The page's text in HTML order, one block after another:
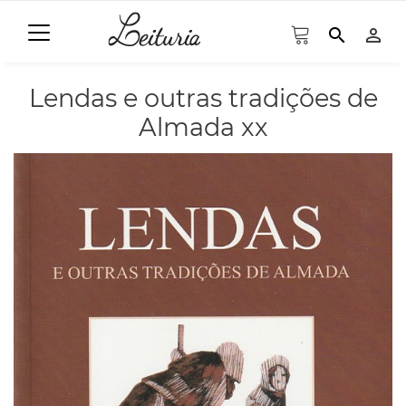
search person_outline
Lendas e outras tradições de
Almada xx